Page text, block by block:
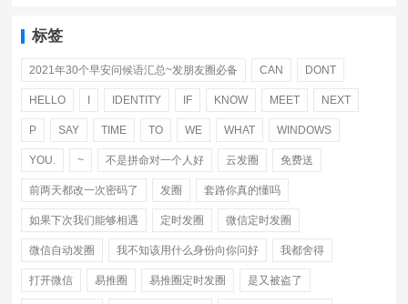
标签
2021年30个早安问候语汇总~发朋友圈必备 CAN DONT
HELLO IDENTITY IF KNOW MEET NEXT
P SAY TIME TO WE WHAT WINDOWS
YOU. ~ 不是拼命对一个人好 云发圈 免费送
前两天都改一次密码了 发圈 套路你真的懂吗
如果下次我们能够相遇 定时发圈 微信定时发圈
微信自动发圈 我不知该用什么身份向你问好 我都舍得
打开微信 易推圈 易推圈定时发圈 是又被盗了